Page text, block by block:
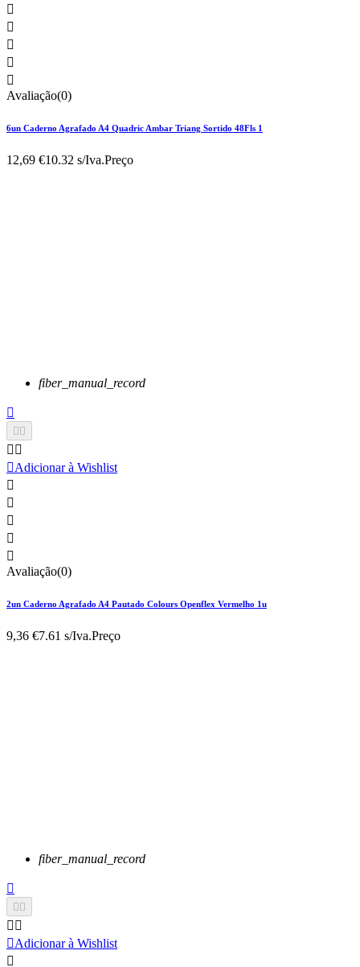





Avaliação(0)
6un Caderno Agrafado A4 Quadric Ambar Triang Sortido 48Fls 1
12,69 €10.32 s/Iva.Preço
fiber_manual_record

 
 
Adicionar à Wishlist





Avaliação(0)
2un Caderno Agrafado A4 Pautado Colours Openflex Vermelho 1u
9,36 €7.61 s/Iva.Preço
fiber_manual_record

 
 
Adicionar à Wishlist
